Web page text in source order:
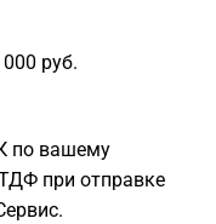
руб.
по вашему
при отправке